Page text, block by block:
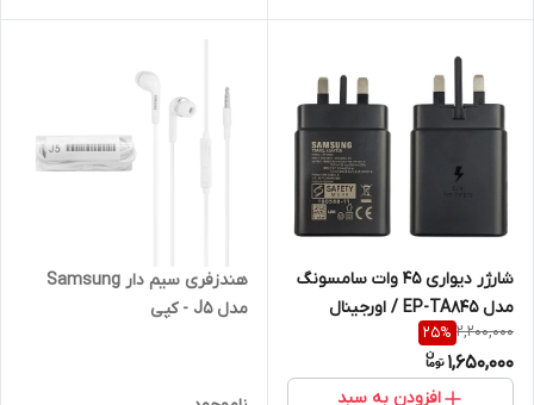
شارژر دیواری 45 وات سامسونگ
مدل EP-TA845 / اورجینال
شرکت TECH21
2,200,000
25%
1,650,000
افزودن به سبد
هندزفری سیم دار Samsung
مدل J5 - کپی